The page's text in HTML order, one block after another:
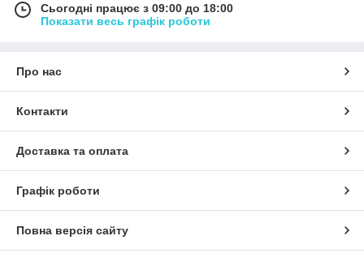
Сьогодні працює з 09:00 до 18:00
Показати весь графік роботи
Про нас
Контакти
Доставка та оплата
Графік роботи
Повна версія сайту